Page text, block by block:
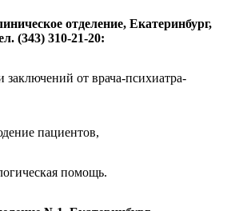
отделение, Екатеринбург,
(343) 310-21-20:
заключений от врача-психиатра-
пациентов,
помощь.